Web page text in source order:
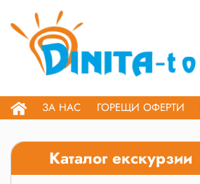
ЗА НАС ГОРЕЩИ ОФЕРТИ
Каталог екскурзии